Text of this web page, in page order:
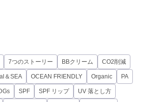
7つのストーリー BBクリーム CO2削減
＆SEA OCEAN FRIENDLY Organic PA
SPF SPF リップ UV 落とし方